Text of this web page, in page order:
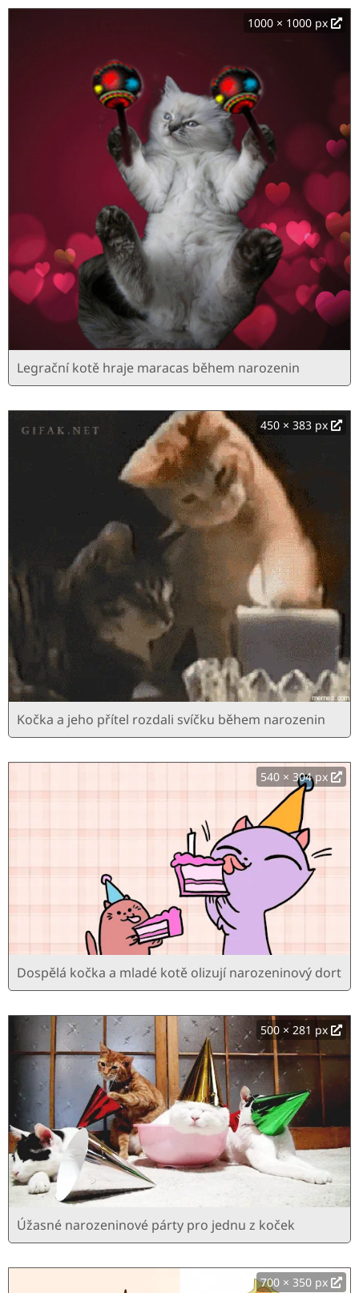
1000 × 1000 px
Legrační kotě hraje maracas během narozenin
450 × 383 px
Kočka a jeho přítel rozdali svíčku během narozenin
540 × 304 px
Dospělá kočka a mladé kotě olizují narozeninový dort
500 × 281 px
Úžasné narozeninové párty pro jednu z koček
700 × 350 px